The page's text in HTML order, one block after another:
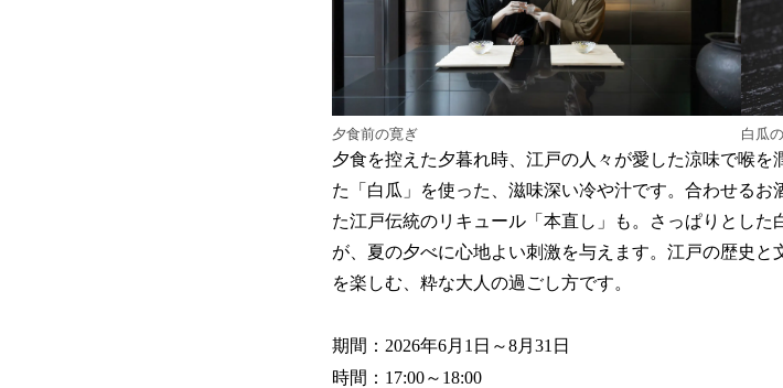
夕食前の寛ぎ 白瓜
夕食を控えた夕暮れ時、江戸の人々が愛した涼味で喉
た「白瓜」を使った、滋味深い冷や汁です。合わせるお
た江戸伝統のリキュール「本直し」も。さっぱりとし
が、夏の夕べに心地よい刺激を与えます。江戸の歴史
を楽しむ、粋な大人の過ごし方です。
期間：2026年6月1日～8月31日
時間：17:00～18:00